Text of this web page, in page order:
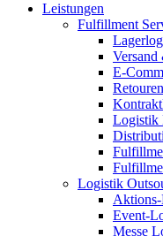
Leistungen
Fulfillment
E-
Logistik
Logistik
Event-
Messe